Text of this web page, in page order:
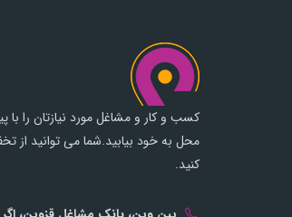
کسب و کار و مشاغل مورد نیازتان را با
محل به خود بیابید.شما می توانید از
کنید.